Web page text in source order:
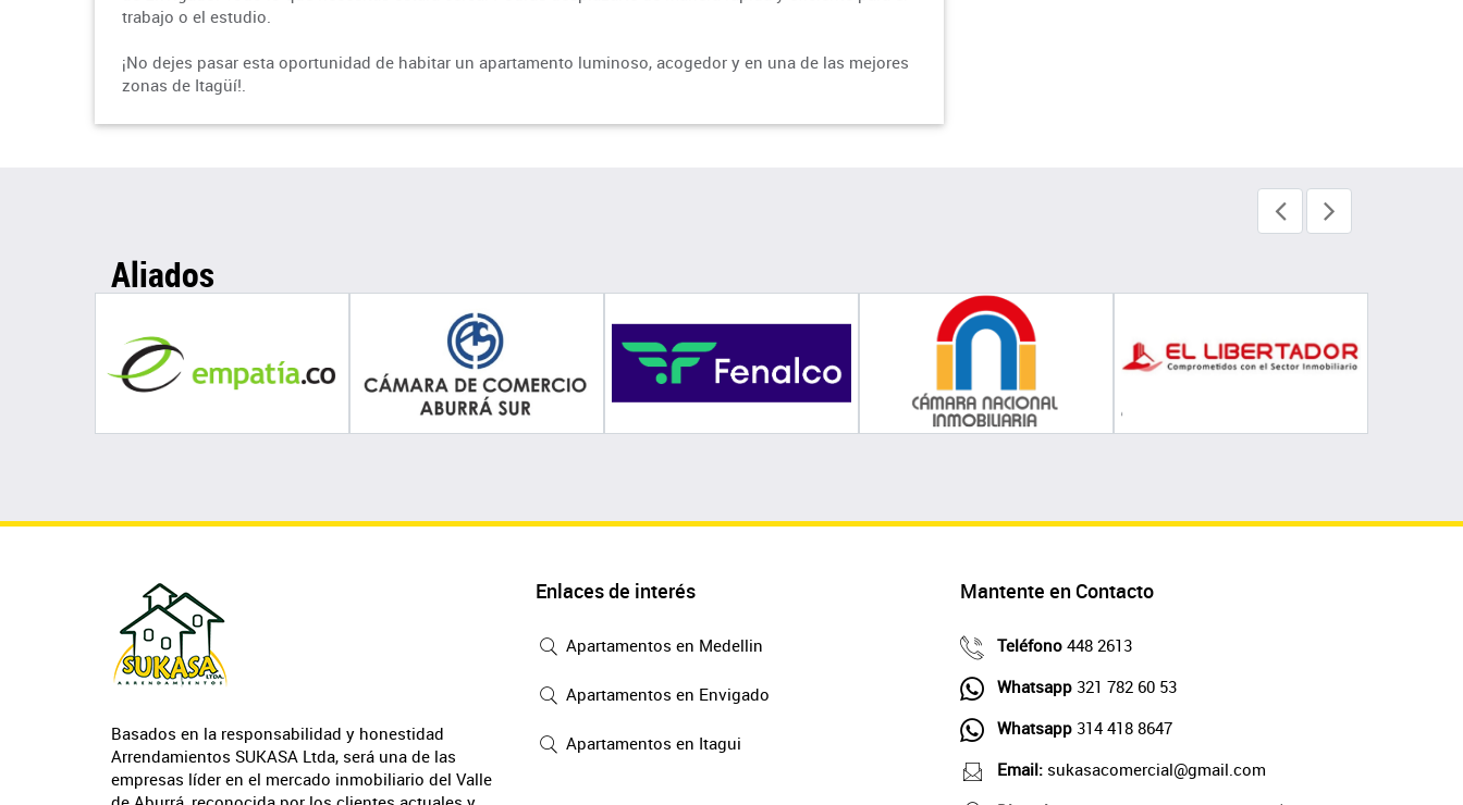
trabajo o el estudio.
¡No dejes pasar esta oportunidad de habitar un apartamento luminoso, acogedor y en una de las mejores
zonas de Itagüí!.
Aliados
Basados en la responsabilidad y honestidad
Arrendamientos SUKASA Ltda, será una de las
empresas líder en el mercado inmobiliario del Valle
Enlaces de interés
Apartamentos en Medellin
Apartamentos en Envigado
Apartamentos en Itagui
Mantente en Contacto
Teléfono 448 2613
Whatsapp 321 782 60 53
Whatsapp 314 418 8647
Email: sukasacomercial@gmail.com